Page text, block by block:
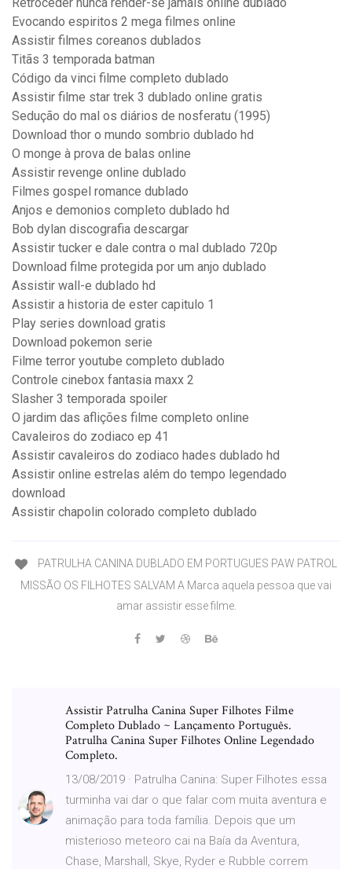
Retroceder nunca render-se jamais online dublado
Evocando espiritos 2 mega filmes online
Assistir filmes coreanos dublados
Titãs 3 temporada batman
Código da vinci filme completo dublado
Assistir filme star trek 3 dublado online gratis
Sedução do mal os diários de nosferatu (1995)
Download thor o mundo sombrio dublado hd
O monge à prova de balas online
Assistir revenge online dublado
Filmes gospel romance dublado
Anjos e demonios completo dublado hd
Bob dylan discografia descargar
Assistir tucker e dale contra o mal dublado 720p
Download filme protegida por um anjo dublado
Assistir wall-e dublado hd
Assistir a historia de ester capitulo 1
Play series download gratis
Download pokemon serie
Filme terror youtube completo dublado
Controle cinebox fantasia maxx 2
Slasher 3 temporada spoiler
O jardim das aflições filme completo online
Cavaleiros do zodiaco ep 41
Assistir cavaleiros do zodiaco hades dublado hd
Assistir online estrelas além do tempo legendado
download
Assistir chapolin colorado completo dublado
PATRULHA CANINA DUBLADO EM PORTUGUES PAW PATROL
MISSÃO OS FILHOTES SALVAM A Marca aquela pessoa que vai
amar assistir esse filme.
Assistir Patrulha Canina Super Filhotes Filme
Completo Dublado ~ Lançamento Português.
Patrulha Canina Super Filhotes Online Legendado
Completo.
13/08/2019 · Patrulha Canina: Super Filhotes essa
turminha vai dar o que falar com muita aventura e
animação para toda família. Depois que um
misterioso meteoro cai na Baía da Aventura,
Chase, Marshall, Skye, Ryder e Rubble correm